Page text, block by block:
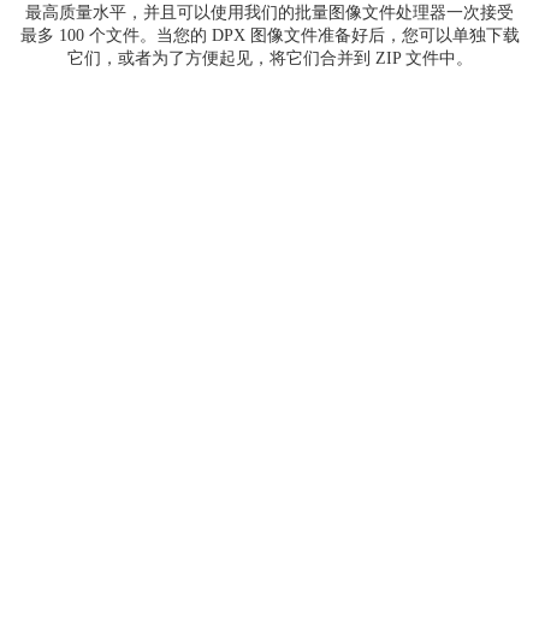
最高质量水平，并且可以使用我们的批量图像文件处理器一次接受
最多 100 个文件。当您的 DPX 图像文件准备好后，您可以单独下载
它们，或者为了方便起见，将它们合并到 ZIP 文件中。